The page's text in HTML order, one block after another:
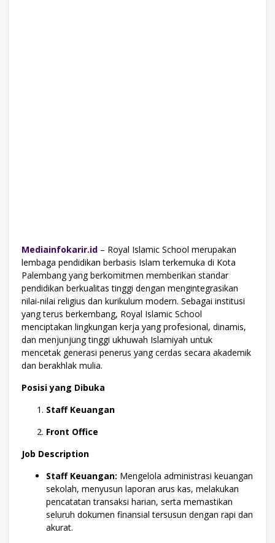
Mediainfokarir.id – Royal Islamic School merupakan
lembaga pendidikan berbasis Islam terkemuka di Kota
Palembang yang berkomitmen memberikan standar
pendidikan berkualitas tinggi dengan mengintegrasikan
nilai-nilai religius dan kurikulum modern. Sebagai institusi
yang terus berkembang, Royal Islamic School
menciptakan lingkungan kerja yang profesional, dinamis,
dan menjunjung tinggi ukhuwah Islamiyah untuk
mencetak generasi penerus yang cerdas secara akademik
dan berakhlak mulia.
Posisi yang Dibuka
Staff Keuangan
Front Office
Job Description
Staff Keuangan: Mengelola administrasi keuangan
sekolah, menyusun laporan arus kas, melakukan
pencatatan transaksi harian, serta memastikan
seluruh dokumen finansial tersusun dengan rapi dan
akurat.